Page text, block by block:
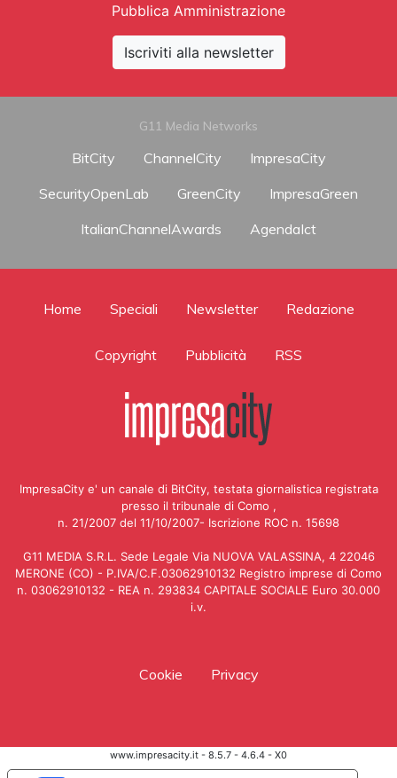
Pubblica Amministrazione
Iscriviti alla newsletter
G11 Media Networks
BitCity ChannelCity
ImpresaCity
SecurityOpenLab
GreenCity
ImpresaGreen
ItalianChannelAwards
AgendaIct
Home Speciali Newsletter Redazione
Copyright Pubblicità RSS
ImpresaCity e' un canale di BitCity, testata giornalistica registrata
presso il tribunale di Como ,
n. 21/2007 del 11/10/2007- Iscrizione ROC n. 15698
G11 MEDIA S.R.L. Sede Legale Via NUOVA VALASSINA, 4 22046
MERONE (CO) - P.IVA/C.F.03062910132 Registro imprese di Como
n. 03062910132 - REA n. 293834 CAPITALE SOCIALE Euro 30.000
i.v.
Cookie Privacy
www.impresacity.it - 8.5.7 - 4.6.4 - X0